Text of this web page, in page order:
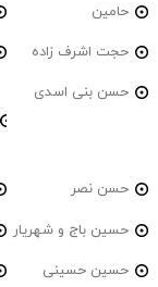
حامین
حجت اشرف زاده
حسن بنی اسدی
حسن نصر
حسین باج و شهریار
حسین حسینی